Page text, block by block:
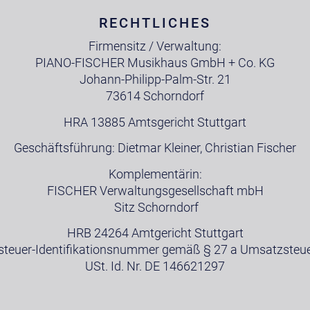
RECHTLICHES
Firmensitz / Verwaltung:
PIANO-FISCHER Musikhaus GmbH + Co. KG
Johann-Philipp-Palm-Str. 21
73614 Schorndorf
HRA 13885 Amtsgericht Stuttgart
Geschäftsführung: Dietmar Kleiner, Christian Fischer
Komplementärin:
FISCHER Verwaltungsgesellschaft mbH
Sitz Schorndorf
HRB 24264 Amtgericht Stuttgart
Identifikationsnummer gemäß § 27 a
USt. Id. Nr. DE 146621297